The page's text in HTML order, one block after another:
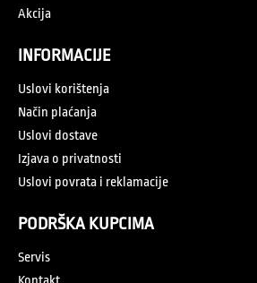
Akcija
INFORMACIJE
Uslovi korištenja
Način plaćanja
Uslovi dostave
Izjava o privatnosti
Uslovi povrata i reklamacije
PODRŠKA KUPCIMA
Servis